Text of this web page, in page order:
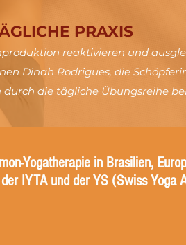
PRAXIS
reaktivieren und
Dinah Rodrigues, die
die tägliche Übungsreihe
Yogatherapie in Brasilien,
IYTA und der YS (Swiss Yoga